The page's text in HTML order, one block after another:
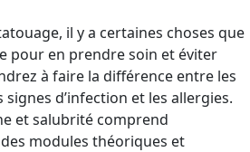
il y a certaines choses que
pour en prendre soin et éviter
à faire la différence entre les
d’infection et les allergies.
et salubrité comprend
modules théoriques et